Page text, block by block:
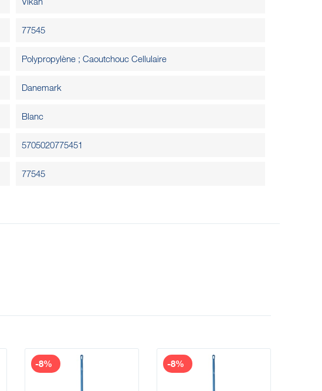
77545
Polypropylène ; Caoutchouc Cellulaire
Danemark
Blanc
5705020775451
77545
-8% -8%